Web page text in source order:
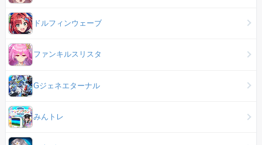
ドルフィンウェーブ
ファンキルスリスタ
Gジェネエターナル
みんトレ